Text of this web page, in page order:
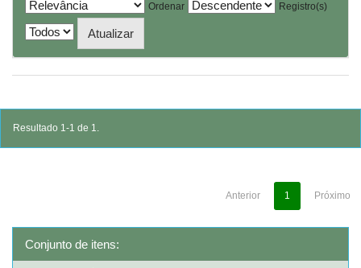
Ordenar
Registro(s)
Resultado 1-1 de 1.
Anterior 1 Próximo
Conjunto de itens: